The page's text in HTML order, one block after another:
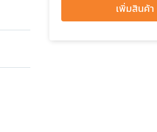
เพิ่มสินค้า